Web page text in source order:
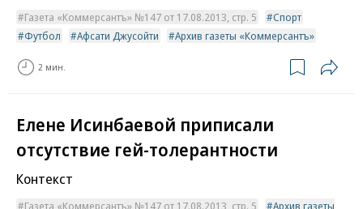
Газета «Коммерсантъ» №147 от 17.08.2013, стр. 5
Спорт
Футбол
Афсати Джусойти Архив газеты «Коммерсантъ»
2 мин.
Елене Исинбаевой приписали
отсутствие гей-толерантности
Контекст
Газета «Коммерсантъ» №147 от 17.08.2013, стр. 5
Архив газеты